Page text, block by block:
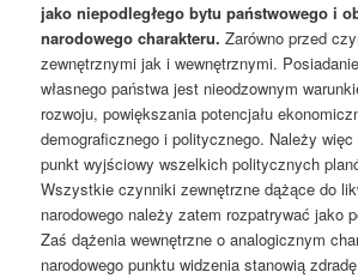
jako niepodległego bytu państwowego i
narodowego charakteru.Zarówno przed
zewnętrznymi jak i wewnętrznymi.
własnego państwa jest nieodzownym
rozwoju, powiększania potencjału
demograficznego i politycznego. Należy
punkt wyjściowy wszelkich politycznych
Wszystkie czynniki zewnętrzne dążące do
narodowego należy zatem rozpatrywać jako
Zaś dążenia wewnętrzne o analogicznym
narodowego punktu widzenia stanowią